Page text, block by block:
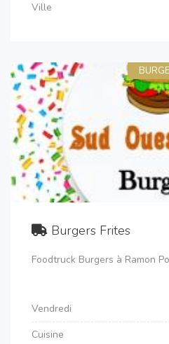
Ville
Burgers Frites
Foodtruck Burgers à Ramon
Vendredi
Cuisine